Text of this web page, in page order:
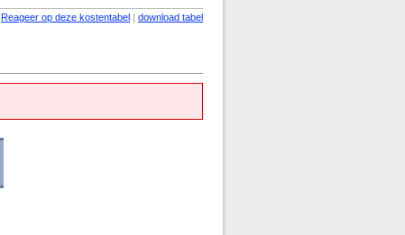
Reageer op deze kostentabel | download tabel